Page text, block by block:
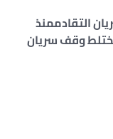
التقادممنذ
يختلط وقف سريان